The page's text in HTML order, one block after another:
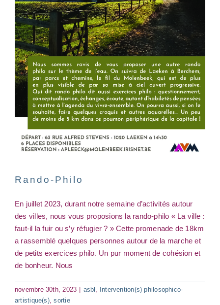
Rando-Philo
En juillet 2023, durant notre semaine d’activités autour
des villes, nous vous proposions la rando-philo « La ville :
faut-il la fuir ou s’y réfugier ? » Cette promenade de 18km
a rassemblé quelques personnes autour de la marche et
de petits exercices philo. Un pur moment de cohésion et
de bonheur. Nous
novembre 30th, 2023 asbl ,
Intervention(s) philosophico-
artistique(s),sortie